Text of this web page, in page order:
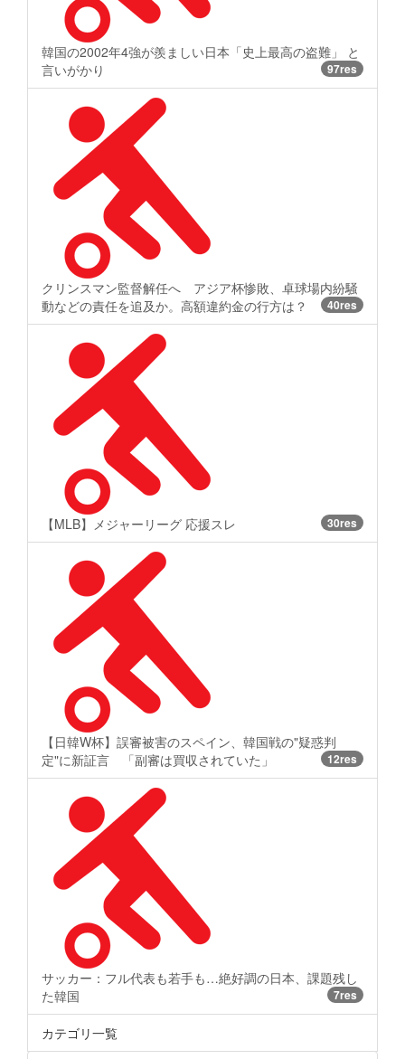
韓国の2002年4強が羨ましい日本「史上最高の盗難」 と
言いがかり
97res
クリンスマン監督解任へ アジア杯惨敗、卓球場内紛騒
動などの責任を追及か。高額違約金の行方は？
40res
【MLB】メジャーリーグ 応援スレ 30res
【日韓W杯】誤審被害のスペイン、韓国戦の"疑惑判
定"に新証言 「副審は買収されていた」
12res
サッカー：フル代表も若手も…絶好調の日本、課題残し
た韓国
7res
カテゴリ一覧